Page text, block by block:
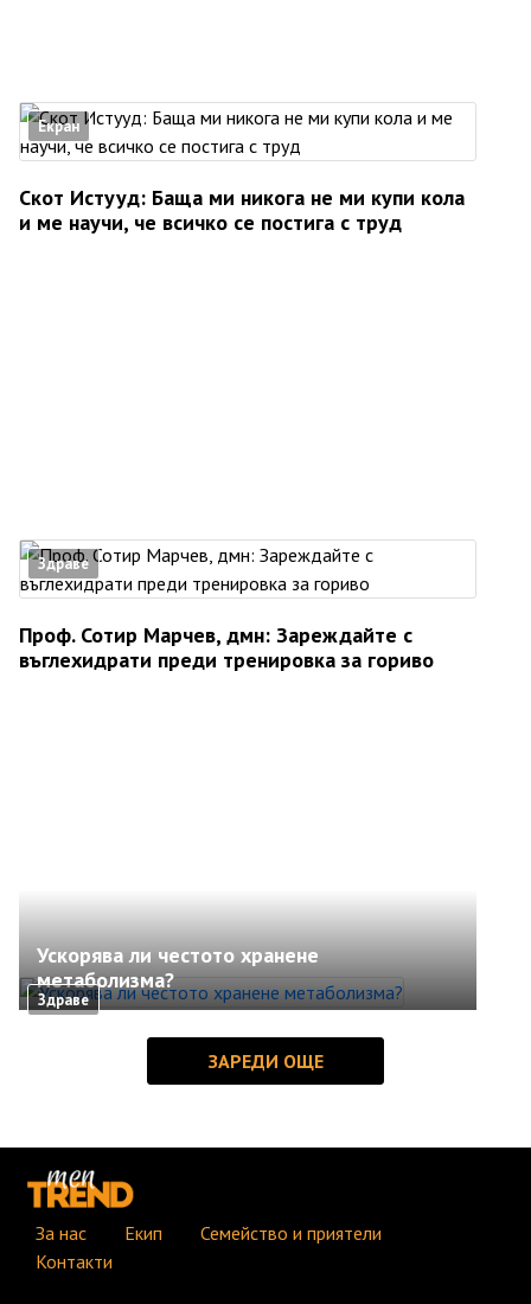
Екран
Скот Истууд: Баща ми никога не ми купи кола
и ме научи, че всичко се постига с труд
Здраве
Проф. Сотир Марчев, дмн: Зареждайте с
въглехидрати преди тренировка за гориво
Здраве
Ускорява ли честото хранене
метаболизма?
За нас Екип
Семейство и приятели
Контакти